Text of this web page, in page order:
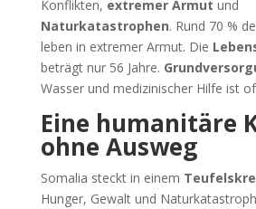
Konflikten, extremer Armut und
Naturkatastrophen. Rund 70 %
leben in extremer Armut. Die
beträgt nur 56 Jahre.
Wasser und medizinischer Hilfe ist
Eine humanitäre
ohne Ausweg
Somalia steckt in einem
Hunger, Gewalt und